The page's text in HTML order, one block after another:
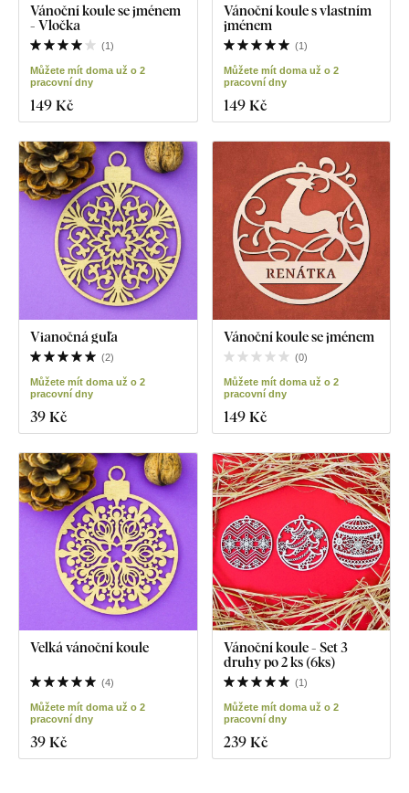
Vánoční koule se jménem
- Vločka
(1)
Můžete mít doma už o 2
pracovní dny
149 Kč
Vánoční koule s vlastním
jménem
(1)
Můžete mít doma už o 2
pracovní dny
149 Kč
Vianočná guľa
(2)
Můžete mít doma už o 2
pracovní dny
39 Kč
Vánoční koule se jménem
(0)
Můžete mít doma už o 2
pracovní dny
149 Kč
Velká vánoční koule
(4)
Můžete mít doma už o 2
pracovní dny
39 Kč
Vánoční koule - Set 3
druhy po 2 ks (6ks)
(1)
Můžete mít doma už o 2
pracovní dny
239 Kč